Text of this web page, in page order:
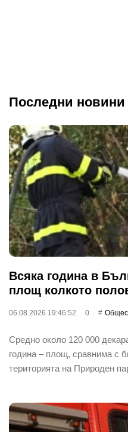
Последни новини
Всяка година в
площ колкото
06.08.2026 19:46:52 0
Средно около 120 000
година – площ, сравнима с
територията на Природен